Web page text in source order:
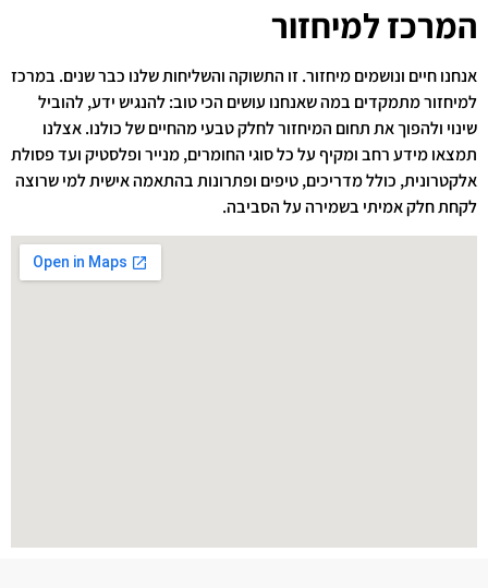
המרכז למיחזור
אנחנו חיים ונושמים מיחזור. זו התשוקה והשליחות שלנו כבר שנים. במרכז
למיחזור מתמקדים במה שאנחנו עושים הכי טוב: להנגיש ידע, להוביל
שינוי ולהפוך את תחום המיחזור לחלק טבעי מהחיים של כולנו. אצלנו
תמצאו מידע רחב ומקיף על כל סוגי החומרים, מנייר ופלסטיק ועד פסולת
אלקטרונית, כולל מדריכים, טיפים ופתרונות בהתאמה אישית למי שרוצה
לקחת חלק אמיתי בשמירה על הסביבה.